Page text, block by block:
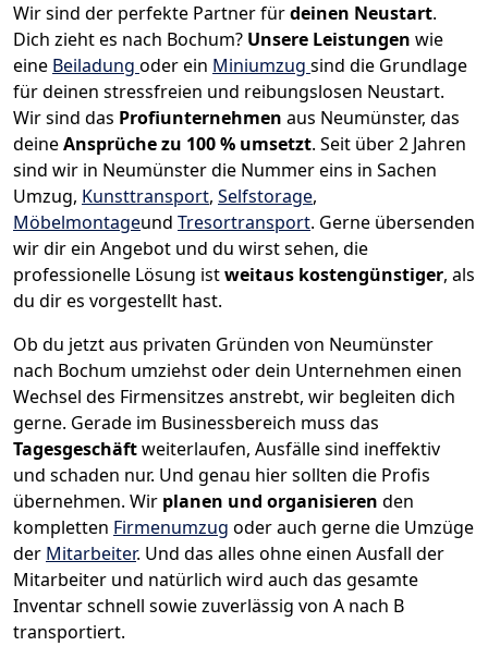
Wir sind der perfekte Partner fürdeinen Neustart.
Dich zieht es nach Bochum? Unsere Leistungen wie
eine Beiladung oder ein Miniumzug sind die Grundlage
für deinen stressfreien und reibungslosen Neustart.
Wir sind das Profiunternehmen aus Neumünster, das
deineAnsprüche zu 100 % umsetzt. Seit über 2 Jahren
sind wir in Neumünster die Nummer eins in Sachen
Umzug, Kunsttransport, Selfstorage,
Möbelmontageund Tresortransport. Gerne übersenden
wir dir ein Angebot und du wirst sehen, die
professionelle Lösung istweitaus kostengünstiger, als
du dir es vorgestellt hast.
Ob du jetzt aus privaten Gründen von Neumünster
nach Bochum umziehst oder dein Unternehmen einen
Wechsel des Firmensitzes anstrebt, wir begleiten dich
gerne. Gerade im Businessbereich muss das
Tagesgeschäftweiterlaufen, Ausfälle sind ineffektiv
und schaden nur. Und genau hier sollten die Profis
übernehmen. Wir planen und organisieren den
kompletten Firmenumzug oder auch gerne die Umzüge
der Mitarbeiter. Und das alles ohne einen Ausfall der
Mitarbeiter und natürlich wird auch das gesamte
Inventar schnell sowie zuverlässig von A nach B
transportiert.